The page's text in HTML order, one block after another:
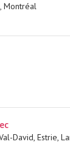
Montréal
David, Estrie,